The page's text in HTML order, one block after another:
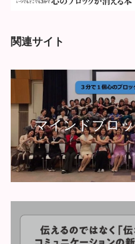
関連サイト
マインドブロ